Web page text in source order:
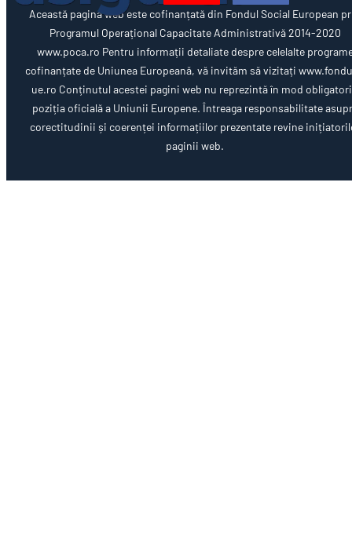
Această pagină web este cofinanțată din Fondul Social European
Programul Operațional Capacitate Administrativă 2014-2020
www.poca.ro Pentru informații detaliate despre celelalte
cofinanțate de Uniunea Europeană, vă invităm să vizitați
ue.ro Conținutul acestei pagini web nu reprezintă în mod
poziția oficială a Uniunii Europene. Întreaga responsabilitate
corectitudinii și coerenței informațiilor prezentate revine
paginii web.